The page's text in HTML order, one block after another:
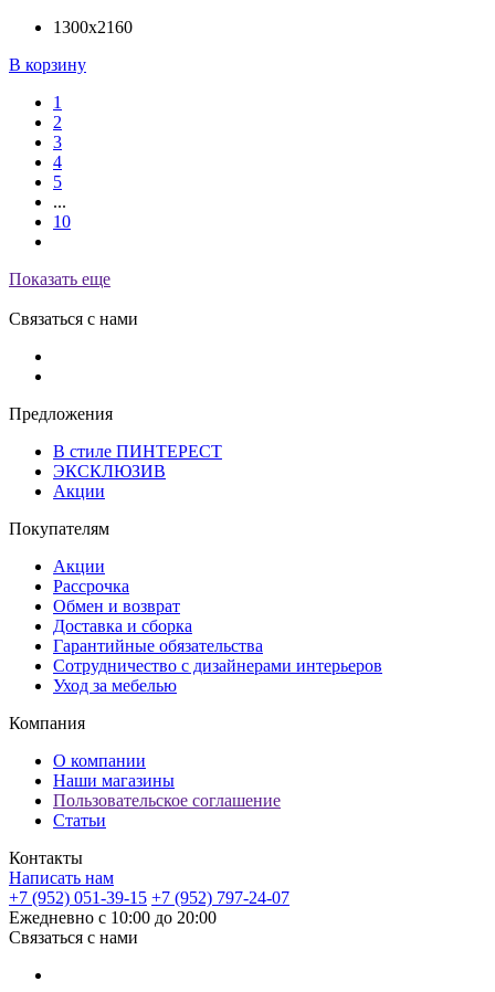
1300х2160
В корзину
1
2
3
4
5
...
10
Показать еще
Связаться с нами
Предложения
В стиле ПИНТЕРЕСТ
ЭКСКЛЮЗИВ
Акции
Покупателям
Акции
Рассрочка
Обмен и возврат
Доставка и сборка
Гарантийные обязательства
Сотрудничество с дизайнерами интерьеров
Уход за мебелью
Компания
О компании
Наши магазины
Пользовательское соглашение
Статьи
Контакты
Написать нам
+7 (952) 051-39-15 +7 (952) 797-24-07
Ежедневно с 10:00 до 20:00
Связаться с нами